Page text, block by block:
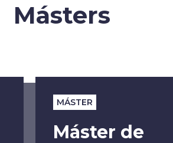
Másters
MÁSTER
Máster de